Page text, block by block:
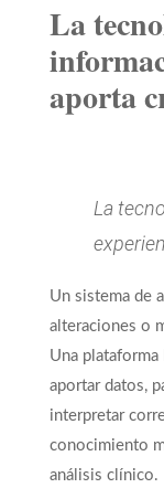
La
aporta
La
Un sistema de
alteraciones o
Una
aportar datos,
interpretar
conocimiento
análisis clínico.